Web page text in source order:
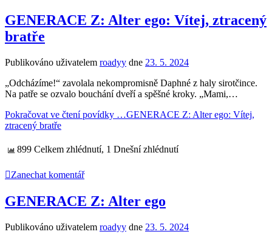
GENERACE Z: Alter ego: Vítej, ztracený
bratře
Publikováno uživatelem roadyy dne 23. 5. 2024
„Odcházíme!“ zavolala nekompromisně Daphné z haly sirotčince.
Na patře se ozvalo bouchání dveří a spěšné kroky. „Mami,…
Pokračovat ve čtení povídky …GENERACE Z: Alter ego: Vítej,
ztracený bratře
899 Celkem zhlédnutí, 1 Dnešní zhlédnutí
Zanechat komentář
GENERACE Z: Alter ego
Publikováno uživatelem roadyy dne 23. 5. 2024